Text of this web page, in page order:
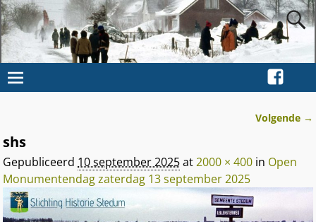
Afbeeldingsnavigatie
Volgende →
shs
Gepubliceerd 10 september 2025at2000 × 400 in Open
Monumentendag zaterdag 13 september 2025